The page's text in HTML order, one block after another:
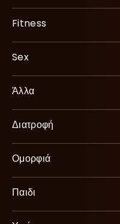
Fitness
Sex
Άλλα
Διατροφή
Ομορφιά
Παιδι